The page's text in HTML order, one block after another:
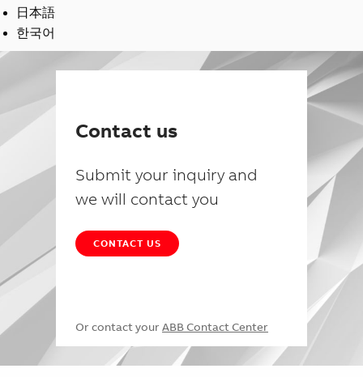
日本語
한국어
Contact us
Submit your inquiry and
we will contact you
CONTACT US
Or contact your ABB Contact Center